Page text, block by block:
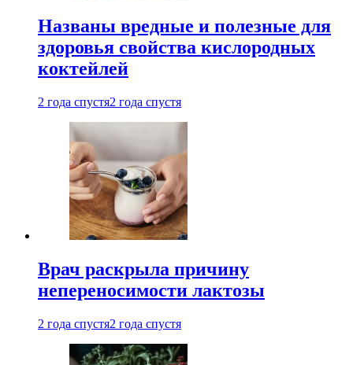
Названы вредные и полезные для
здоровья свойства кислородных
коктейлей
2 года спустя2 года спустя
Врач раскрыла причину
непереносимости лактозы
2 года спустя2 года спустя